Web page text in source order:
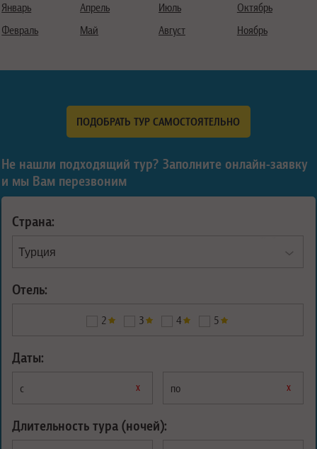
Январь
Февраль
Апрель
Май
Июль
Август
Октябрь
Ноябрь
ПОДОБРАТЬ ТУР САМОСТОЯТЕЛЬНО
Не нашли подходящий тур? Заполните онлайн-заявку
и мы Вам перезвоним
Страна:
Отель:
2 3 4 5
Даты:
с х по х
Длительность тура (ночей):